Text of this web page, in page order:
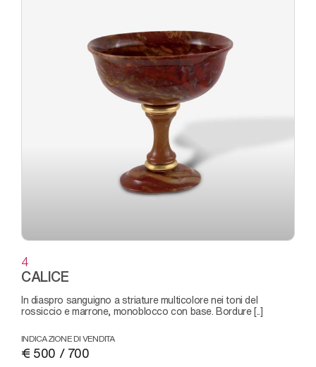
4
CALICE
in diaspro sanguigno a striature multicolore nei toni del
rossiccio e marrone, monoblocco con base. Bordure [..]
INDICAZIONE DI VENDITA
€ 500 / 700